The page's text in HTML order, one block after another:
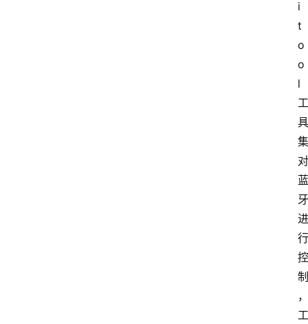
i
t
o
o
l
工
具
集
对
蓝
牙
进
行
控
制
，
工